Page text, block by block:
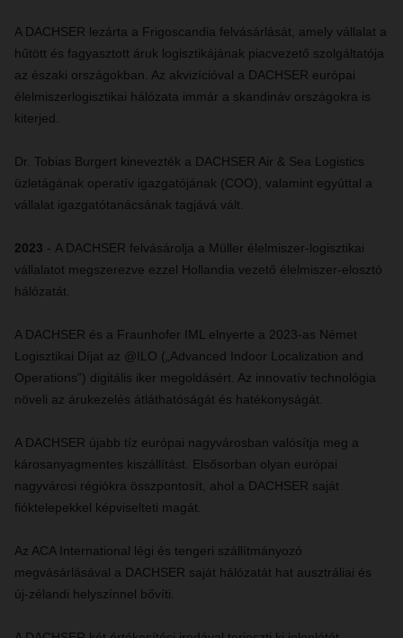
A DACHSER lezárta a Frigoscandia felvásárlását, amely vállalat a
hűtött és fagyasztott áruk logisztikájának piacvezető szolgáltatója
az északi országokban. Az akvizícióval a DACHSER európai
élelmiszerlogisztikai hálózata immár a skandináv országokra is
kiterjed.
Dr. Tobias Burgert kinevezték a DACHSER Air & Sea Logistics
üzletágának operatív igazgatójának (COO), valamint egyúttal a
vállalat igazgatótanácsának tagjává vált.
2023 - A DACHSER felvásárolja a Müller élelmiszer-logisztikai
vállalatot megszerezve ezzel Hollandia vezető élelmiszer-elosztó
hálózatát.
A DACHSER és a Fraunhofer IML elnyerte a 2023-as Német
Logisztikai Díjat az @ILO („Advanced Indoor Localization and
Operations”) digitális iker megoldásért. Az innovatív technológia
növeli az árukezelés átláthatóságát és hatékonyságát.
A DACHSER újabb tíz európai nagyvárosban valósítja meg a
károsanyagmentes kiszállítást. Elsősorban olyan európai
nagyvárosi régiókra összpontosít, ahol a DACHSER saját
fióktelepekkel képviselteti magát.
Az ACA International légi és tengeri szállítmányozó
megvásárlásával a DACHSER saját hálózatát hat ausztráliai és
új-zélandi helyszínnel bővíti.